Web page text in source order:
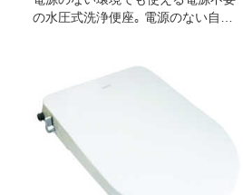
の水圧式洗浄便座｡ 電源のない自宅